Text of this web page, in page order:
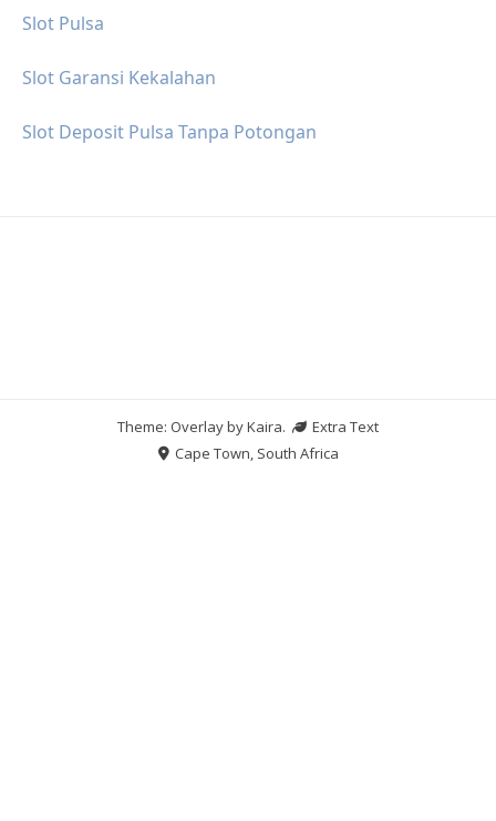
Slot Pulsa
Slot Garansi Kekalahan
Slot Deposit Pulsa Tanpa Potongan
Theme: Overlay byKaira.
Extra Text
Cape Town, South Africa